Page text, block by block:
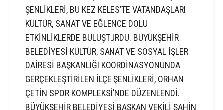
ŞENLİKLERİ, BU KEZ KELES’TE VATANDAŞLARI
KÜLTÜR, SANAT VE EĞLENCE DOLU
ETKİNLİKLERDE BULUŞTURDU. BÜYÜKŞEHİR
BELEDİYESİ KÜLTÜR, SANAT VE SOSYAL İŞLER
DAİRESİ BAŞKANLIĞI KOORDİNASYONUNDA
GERÇEKLEŞTİRİLEN İLÇE ŞENLİKLERİ, ORHAN
ÇETİN SPOR KOMPLEKSİ’NDE DÜZENLENDİ.
BÜYÜKŞEHİR BELEDİYESİ BAŞKAN VEKİLİ ŞAHİN